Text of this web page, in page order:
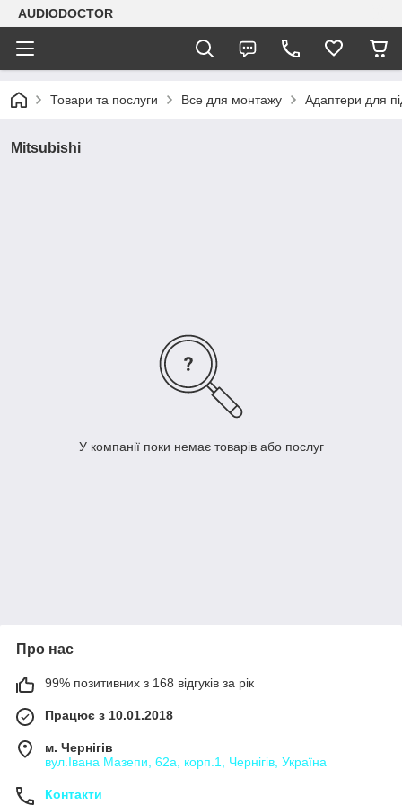
AUDIODOCTOR
Товари та послуги Все для монтажу Адаптери для
Mitsubishi
У компанії поки немає товарів або послуг
Про нас
99% позитивних з 168 відгуків за рік
Працює з 10.01.2018
м. Чернігів
вул.Івана Мазепи, 62а, корп.1, Чернігів, Україна
Контакти